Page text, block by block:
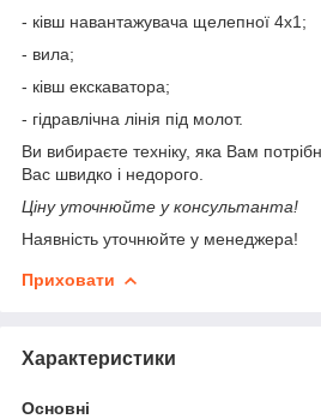
- ківш навантажувача щелепної 4х1;
- вила;
- ківш екскаватора;
- гідравлічна лінія під молот.
Ви вибираєте техніку, яка Вам
Вас швидко і недорого.
Ціну уточнюйте у консультанта!
Наявність уточнюйте у менеджера!
Приховати
Характеристики
Основні